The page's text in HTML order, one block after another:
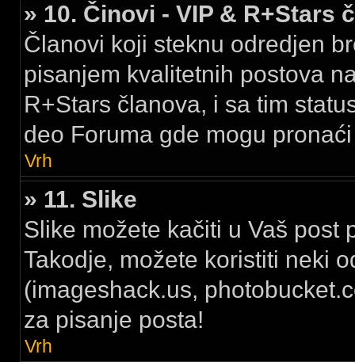
» 10. Činovi - VIP & R+Stars
Članovi koji steknu odredjen
pisanjem kvalitetnih postova
R+Stars članova, i sa tim
deo Foruma gde mogu
Vrh
» 11. Slike
Slike možete kačiti u Vaš post
Takodje, možete koristiti neki
(imageshack.us,
za pisanje posta!
Vrh